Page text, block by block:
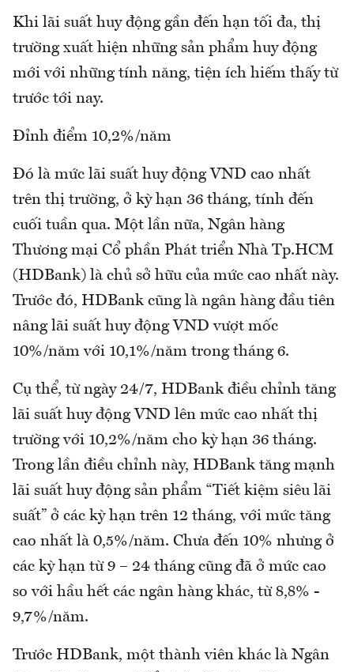
Khi lãi suất huy động gần đến hạn tối đa, thị
trường xuất hiện những sản phẩm huy động
mới với những tính năng, tiện ích hiếm thấy từ
trước tới nay.
Đỉnh điểm 10,2%/năm
Đó là mức lãi suất huy động VND cao nhất
trên thị trường, ở kỳ hạn 36 tháng, tính đến
cuối tuần qua. Một lần nữa, Ngân hàng
Thương mại Cổ phần Phát triển Nhà Tp.HCM
(HDBank) là chủ sở hữu của mức cao nhất này.
Trước đó, HDBank cũng là ngân hàng đầu tiên
nâng lãi suất huy động VND vượt mốc
10%/năm với 10,1%/năm trong tháng 6.
Cụ thể, từ ngày 24/7, HDBank điều chỉnh tăng
lãi suất huy động VND lên mức cao nhất thị
trường với 10,2%/năm cho kỳ hạn 36 tháng.
Trong lần điều chỉnh này, HDBank tăng mạnh
lãi suất huy động sản phẩm “Tiết kiệm siêu lãi
suất” ở các kỳ hạn trên 12 tháng, với mức tăng
cao nhất là 0,5%/năm. Chưa đến 10% nhưng ở
các kỳ hạn từ 9 – 24 tháng cũng đã ở mức cao
so với hầu hết các ngân hàng khác, từ 8,8% -
9,7%/năm.
Trước HDBank, một thành viên khác là Ngân